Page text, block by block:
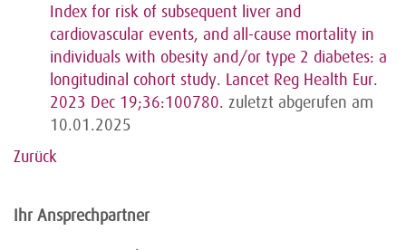
Index for risk of subsequent liver and
cardiovascular events, and all-cause mortality in
individuals with obesity and/or type 2 diabetes: a
longitudinal cohort study. Lancet Reg Health Eur.
2023 Dec 19;36:100780. zuletzt abgerufen am
10.01.2025
Zurück
Ihr Ansprechpartner